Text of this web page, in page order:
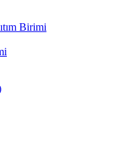
Birimi